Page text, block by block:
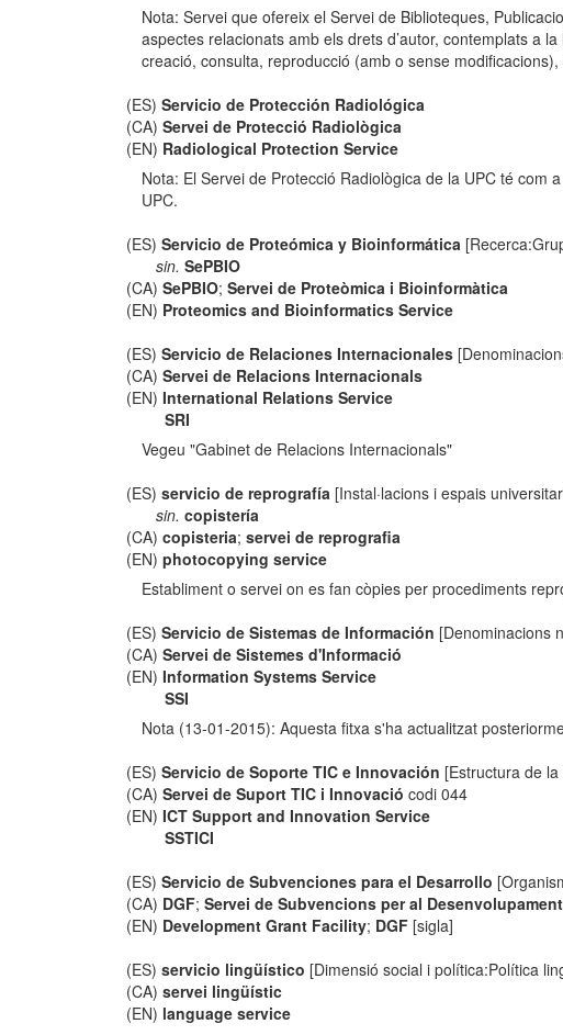
Nota: Servei que ofereix el Servei de Biblioteques,
aspectes relacionats amb els drets d’autor, contemplats a
creació, consulta, reproducció (amb o sense
(ES)Servicio de Protección Radiológica
(CA)Servei de Protecció Radiològica
(EN) Radiological Protection Service
Nota: El Servei de Protecció Radiològica de la UPC té com
UPC.
(ES)Servicio de Proteómica y Bioinformática
sin. SePBIO
(CA)SePBIO;Servei de Proteòmica i Bioinformàtica
(EN) Proteomics and Bioinformatics Service
(ES)Servicio de Relaciones Internacionales
(CA)Servei de Relacions Internacionals
(EN)International Relations Service
SRI
Vegeu "Gabinet de Relacions Internacionals"
(ES)servicio de reprografía [Instal·lacions i espais
sin. copistería
(CA)copisteria;servei de reprografia
(EN)photocopying service
Establiment o servei on es fan còpies per procediments
(ES)Servicio de Sistemas de Información [Denominacions
(CA)Servei de Sistemes d'Informació
(EN)Information Systems Service
SSI
Nota (13-01-2015): Aquesta fitxa s'ha actualitzat
(ES)Servicio de Soporte TIC e Innovación [Estructura de
(CA)Servei de Suport TIC i Innovació codi 044
(EN)ICT Support and Innovation Service
SSTICI
(ES)Servicio de Subvenciones para el Desarrollo
(CA) DGF;Servei de Subvencions per al Desenvolupament
(EN) Development Grant Facility; DGF [sigla]
(ES)servicio lingüístico [Dimensió social i política:Política
(CA)servei lingüístic
(EN) language service